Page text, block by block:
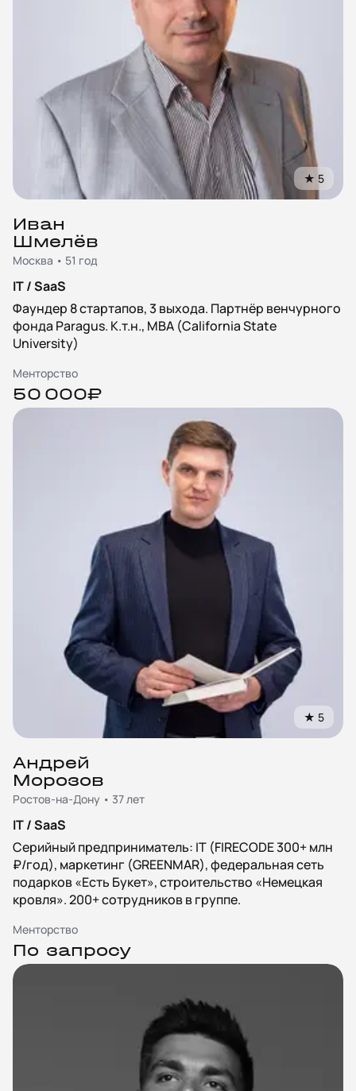
★ 5
Иван
Шмелёв
Москва • 51 год
IT / SaaS
Фаундер 8 стартапов, 3 выхода. Партнёр венчурного
фонда Paragus. К.т.н., MBA (California State
University)
Менторство
50 000₽
★ 5
Андрей
Морозов
Ростов-на-Дону • 37 лет
IT / SaaS
Серийный предприниматель: IT (FIRECODE 300+ млн
₽/год), маркетинг (GREENMAR), федеральная сеть
подарков «Есть Букет», строительство «Немецкая
кровля». 200+ сотрудников в группе.
Менторство
По запросу